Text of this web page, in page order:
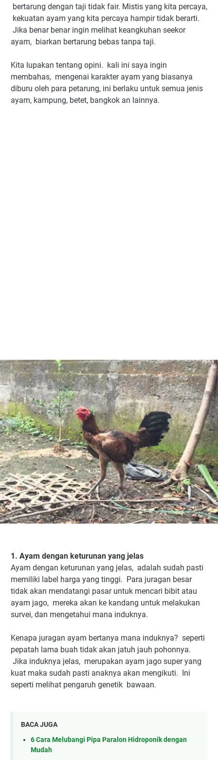
bertarung dengan taji tidak fair. Mistis yang kita percaya,
kekuatan ayam yang kita percaya hampir tidak berarti.
Jika benar benar ingin melihat keangkuhan seekor
ayam, biarkan bertarung bebas tanpa taji.
Kita lupakan tentang opini. kali ini saya ingin
membahas, mengenai karakter ayam yang biasanya
diburu oleh para petarung, ini berlaku untuk semua jenis
ayam, kampung, betet, bangkok an lainnya.
1. Ayam dengan keturunan yang jelas
Ayam dengan keturunan yang jelas, adalah sudah pasti
memiliki label harga yang tinggi. Para juragan besar
tidak akan mendatangi pasar untuk mencari bibit atau
ayam jago, mereka akan ke kandang untuk melakukan
survei, dan mengetahui mana induknya.
Kenapa juragan ayam bertanya mana induknya? seperti
pepatah lama buah tidak akan jatuh jauh pohonnya.
Jika induknya jelas, merupakan ayam jago super yang
kuat maka sudah pasti anaknya akan mengikuti. Ini
seperti melihat pengaruh genetik bawaan.
BACA JUGA
6 Cara Melubangi Pipa Paralon Hidroponik dengan
Mudah